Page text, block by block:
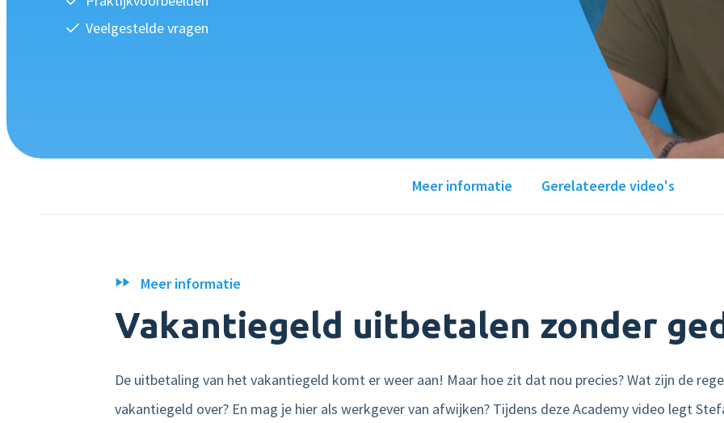
Veelgestelde vragen
Meer informatie Gerelateerde video's
Meer informatie
Vakantiegeld uitbetalen zonder
De uitbetaling van het vakantiegeld komt er weer aan! Maar hoe zit dat nou precies? Wat zijn de
vakantiegeld over? En mag je hier als werkgever van afwijken? Tijdens deze Academy video legt